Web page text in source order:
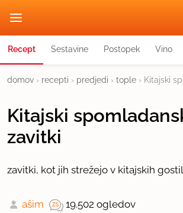
Recept Sestavine Postopek Vino
domov › recepti › predjedi › tople › Kitajski
Kitajski
zavitki
zavitki, kot jih strežejo v kitajskih
ašim 19.502 ogledov